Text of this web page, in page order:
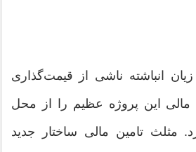
زیان انباشته ناشی از قیمت‌گذاری
مالی این پروژه عظیم را از محل
مثلث تامین مالی ساختار جدید